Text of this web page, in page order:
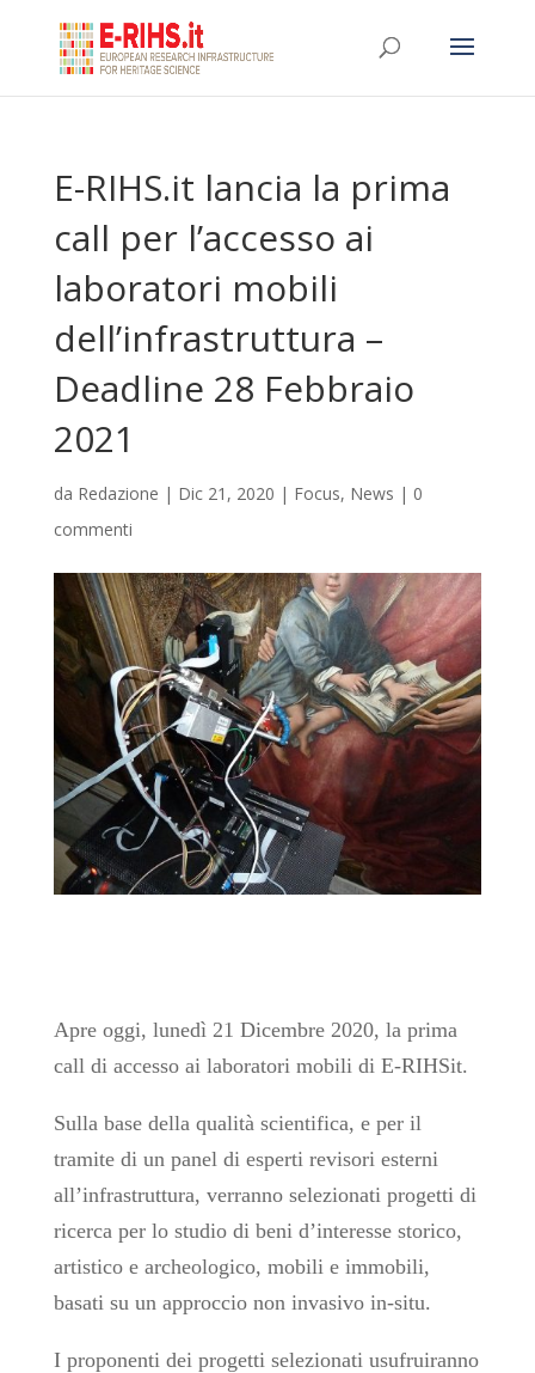
E-RIHS.it lancia la prima
call per l’accesso ai
laboratori mobili
dell’infrastruttura –
Deadline 28 Febbraio
2021
da Redazione | Dic 21, 2020 | Focus, News | 0
commenti
Apre oggi, lunedì 21 Dicembre 2020, la prima
call di accesso ai laboratori mobili di E-RIHSit.
Sulla base della qualità scientifica, e per il
tramite di un panel di esperti revisori esterni
all’infrastruttura, verranno selezionati progetti di
ricerca per lo studio di beni d’interesse storico,
artistico e archeologico, mobili e immobili,
basati su un approccio non invasivo in-situ.
I proponenti dei progetti selezionati usufruiranno